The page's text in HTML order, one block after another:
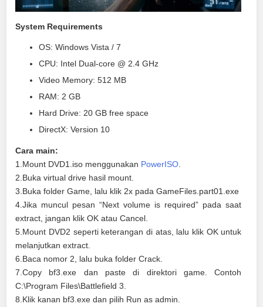
System Requirements
OS: Windows Vista / 7
CPU: Intel Dual-core @ 2.4 GHz
Video Memory: 512 MB
RAM: 2 GB
Hard Drive: 20 GB free space
DirectX: Version 10
Cara main:
1.Mount DVD1.iso menggunakan PowerISO
2.Buka virtual drive hasil mount.
3.Buka folder Game, lalu klik 2x pada GameFiles.part01.exe
4.Jika muncul pesan “Next volume is required” pada saat
extract, jangan klik OK atau Cancel.
5.Mount DVD2 seperti keterangan di atas, lalu klik OK untuk
melanjutkan extract.
6.Baca nomor 2, lalu buka folder Crack.
7.Copy bf3.exe dan paste di direktori game. Contoh
C:\Program Files\Battlefield 3.
8.Klik kanan bf3.exe dan pilih Run as admin.